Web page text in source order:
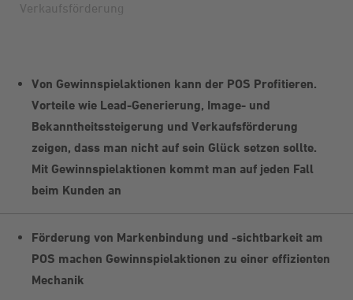
Verkaufsförderung
Von Gewinnspielaktionen kann der POS Profitieren.
Vorteile wie Lead-Generierung, Image- und
Bekanntheitssteigerung und Verkaufsförderung
zeigen, dass man nicht auf sein Glück setzen sollte.
Mit Gewinnspielaktionen kommt man auf jeden Fall
beim Kunden an
Förderung von Markenbindung und -sichtbarkeit am
POS machen Gewinnspielaktionen zu einer effizienten
Mechanik